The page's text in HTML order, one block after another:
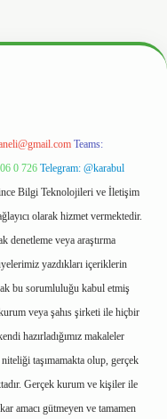
Teams:
0 726 Telegram: @karabul
Bilgi Teknolojileri ve İletişim
olarak hizmet vermektedir.
denetleme veya araştırma
yazdıkları içeriklerin
bu sorumluluğu kabul etmiş
veya şahıs şirketi ile hiçbir
hazırladığımız makaleler
taşımamakta olup, gerçek
Gerçek kurum ve kişiler ile
amacı gütmeyen ve tamamen